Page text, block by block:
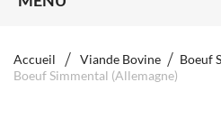
Accueil Viande Bovine Boeuf
Boeuf Simmental (Allemagne)